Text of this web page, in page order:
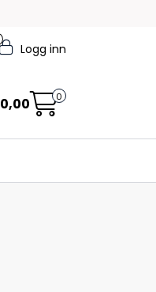
Logg inn
0,00 0